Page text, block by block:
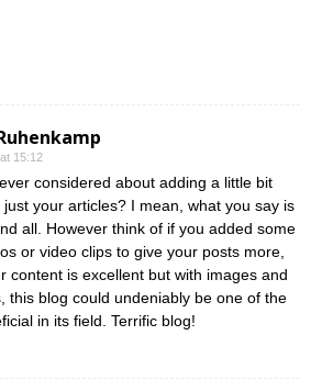
15:12
considered about adding a little bit
just your articles? I mean, what you say is
all. However think of if you added some
or video clips to give your posts more,
content is excellent but with images and
this blog could undeniably be one of the
in its field. Terrific blog!